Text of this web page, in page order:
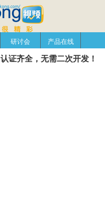
研讨会
产品在线
认证齐全，无需二次开发！